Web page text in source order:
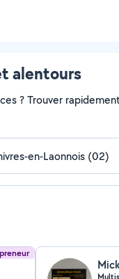
alentours
? Trouver